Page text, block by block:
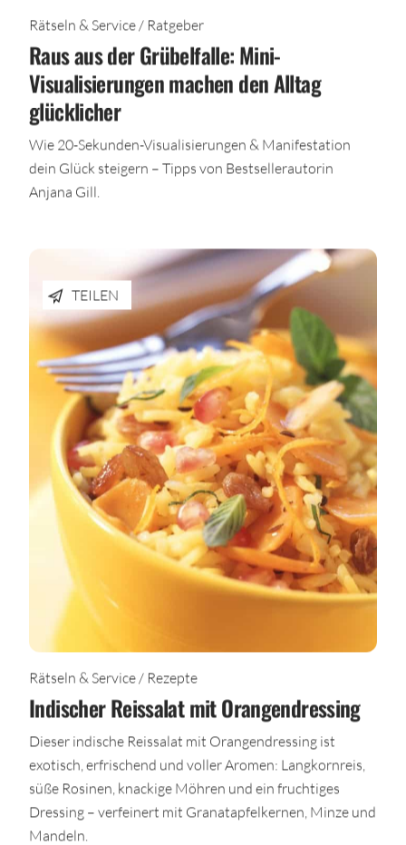
Rätseln & Service / Ratgeber
Raus aus der Grübelfalle: Mini-
Visualisierungen machen den Alltag
glücklicher
Wie 20-Sekunden-Visualisierungen & Manifestation
dein Glück steigern – Tipps von Bestsellerautorin
Anjana Gill.
TEILEN
Rätseln & Service / Rezepte
Indischer Reissalat mit Orangendressing
Dieser indische Reissalat mit Orangendressing ist
exotisch, erfrischend und voller Aromen: Langkornreis,
süße Rosinen, knackige Möhren und ein fruchtiges
Dressing – verfeinert mit Granatapfelkernen, Minze und
Mandeln.